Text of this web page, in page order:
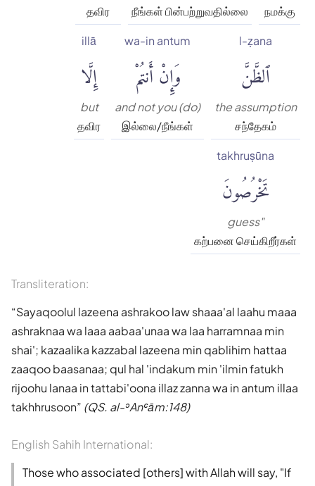
நமக்கு
நீங்கள் பின்பற்றுவதில்லை
தவிர
l-ẓana
ٱلظَّنَّ
the assumption
சந்தேகம்
wa-in antum
وَإِنْ أَنتُمْ
and not you (do)
இல்லை/நீங்கள்
illā
إِلَّا
but
தவிர
takhruṣūna
تَخْرُصُونَ
guess"
கற்பனை செய்கிறீர்கள்
Transliteration:
Sayaqoolul lazeena ashrakoo law shaaa'al laahu maaa
ashraknaa wa laaa aabaa'unaa wa laa harramnaa min
shai'; kazaalika kazzabal lazeena min qablihim hattaa
zaaqoo baasanaa; qul hal 'indakum min 'ilmin fatukh
rijoohu lanaa in tattabi'oona illaz zanna wa in antum illaa
takhhrusoon (QS. al-ʾAnʿām:148)
English Sahih International:
Those who associated [others] with Allah will say, "If